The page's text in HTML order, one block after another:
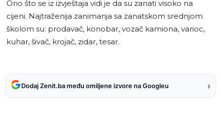
Ono što se iz izvještaja vidi je da su zanati visoko na
cijeni. Najtraženija zanimanja sa zanatskom srednjom
školom su: prodavač, konobar, vozač kamiona, varioc,
kuhar, šivač, krojač, zidar, tesar.
Dodaj Zenit.ba među omiljene izvore na Googleu ›